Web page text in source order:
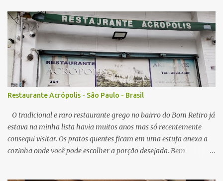
ponto de sal no caldo, algumas vezes estava perfeito, mas peguei o
caldo um pouco salgado demais. A qualidade do macarrão é
satisfatória, os pedaços de tyashu bons. Nota: 8/10 O combo de
chahan com karaage , o arroz frito segue muito estilo nipo
brasileiro, é bem leve em sal e gordura, e com isso combina muito
com algum elemento mais gorduroso como o ótimo frango frito
da casa, que lembra mais um frango frito brasileiro do que japonês
em sabor, em todas visitas sempre servido no ponto perfeito,
crocante por fora, e suculento no interior. N...
Restaurante Acrópolis - São Paulo - Brasil
O tradicional e raro restaurante grego no bairro do Bom Retiro já
estava na minha lista havia muitos anos mas só recentemente
consegui visitar. Os pratos quentes ficam em uma estufa anexa a
cozinha onde você pode escolher a porção desejada. Bem